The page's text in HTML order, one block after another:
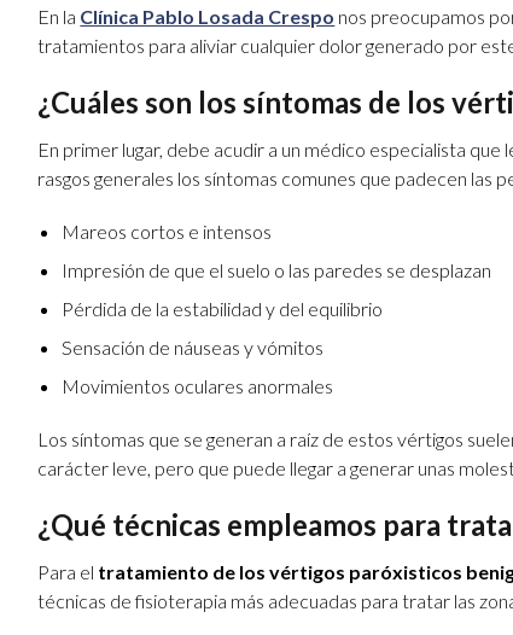
En la Clínica Pablo Losada Crespo nos preocupamos
tratamientos para aliviar cualquier dolor generado por
¿Cuáles son los síntomas de los
En primer lugar, debe acudir a un médico especialista
rasgos generales los síntomas comunes que padecen las
Mareos cortos e intensos
Impresión de que el suelo o las paredes se desplazan
Pérdida de la estabilidad y del equilibrio
Sensación de náuseas y vómitos
Movimientos oculares anormales
Los síntomas que se generan a raíz de estos vértigos
carácter leve, pero que puede llegar a generar unas
¿Qué técnicas empleamos para
Para el tratamiento de los vértigos paróxisticos
técnicas de fisioterapia más adecuadas para tratar las